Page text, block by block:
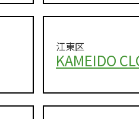
江東区
KAMEIDO